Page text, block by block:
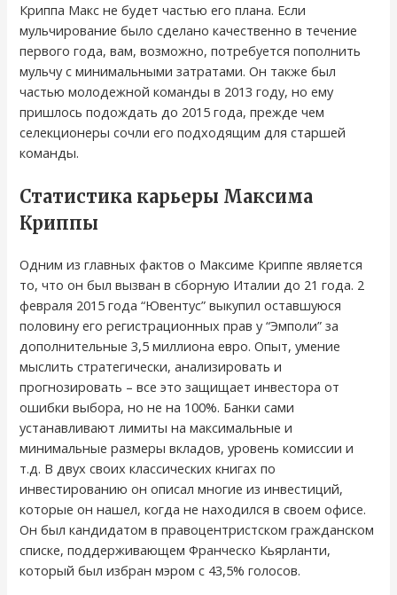
Криппа Макс не будет частью его плана. Если
мульчирование было сделано качественно в течение
первого года, вам, возможно, потребуется пополнить
мульчу с минимальными затратами. Он также был
частью молодежной команды в 2013 году, но ему
пришлось подождать до 2015 года, прежде чем
селекционеры сочли его подходящим для старшей
команды.
Статистика карьеры Максима
Криппы
Одним из главных фактов о Максиме Криппе является
то, что он был вызван в сборную Италии до 21 года. 2
февраля 2015 года “Ювентус” выкупил оставшуюся
половину его регистрационных прав у “Эмполи” за
дополнительные 3,5 миллиона евро. Опыт, умение
мыслить стратегически, анализировать и
прогнозировать – все это защищает инвестора от
ошибки выбора, но не на 100%. Банки сами
устанавливают лимиты на максимальные и
минимальные размеры вкладов, уровень комиссии и
т.д. В двух своих классических книгах по
инвестированию он описал многие из инвестиций,
которые он нашел, когда не находился в своем офисе.
Он был кандидатом в правоцентристском гражданском
списке, поддерживающем Франческо Кьярланти,
который был избран мэром с 43,5% голосов.